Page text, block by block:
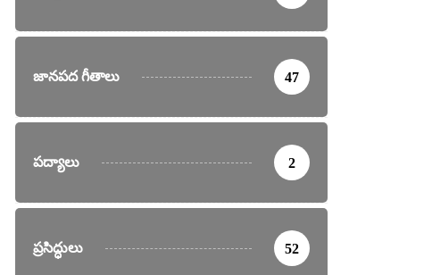
జానపద గీతాలు 47
పద్యాలు 2
ప్రసిద్ధులు 52